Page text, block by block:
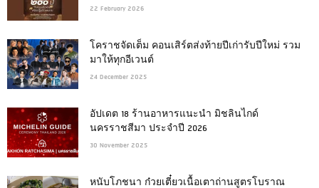
22 February 2026
โคราชจัดเต็ม คอนเสิร์ตส่งท้ายปีเก่ารับปีใหม่ รวม
มาให้ทุกอีเวนต์
24 December 2025
อัปเดต 18 ร้านอาหารแนะนำ มิชลินไกด์
นครราชสีมา ประจำปี 2026
30 November 2025
หนับโภชนา ก๋วยเตี๋ยวเนื้อเตาถ่านสูตรโบราณ